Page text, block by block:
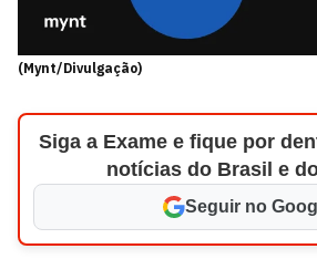
(Mynt/Divulgação)
Siga a Exame e fique por
notícias do Brasil e
Seguir no